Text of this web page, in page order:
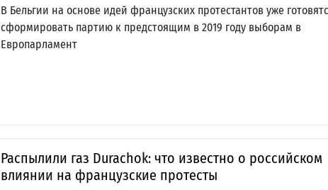
В Бельгии на основе идей французских протестантов уже
сформировать партию к предстоящим в 2019 году выборам в
Европарламент
Распылили газ Durachok: что известно о российском
влиянии на французские протесты